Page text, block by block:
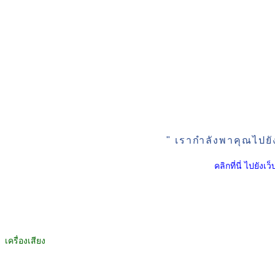
" เรากำลังพาคุณไปยั
คลิกที่นี่ ไปยังเ
เครื่องเสียง